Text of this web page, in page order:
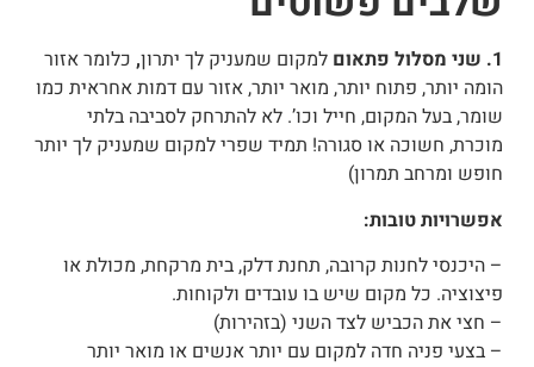
1. שני מסלול פתאום למקום שמעניק לך יתרון, כלומר אזור
הומה יותר, פתוח יותר, מואר יותר, אזור עם דמות אחראית כמו
שומר, בעל המקום, חייל וכו’. לא להתרחק לסביבה בלתי
מוכרת, חשוכה או סגורה! תמיד שפרי למקום שמעניק לך יותר
חופש ומרחב תמרון)
אפשרויות טובות:
– היכנסי לחנות קרובה, תחנת דלק, בית מרקחת, מכולת או
פיצוציה. כל מקום שיש בו עובדים ולקוחות.
– חצי את הכביש לצד השני (בזהירות)
– בצעי פניה חדה למקום עם יותר אנשים או מואר יותר